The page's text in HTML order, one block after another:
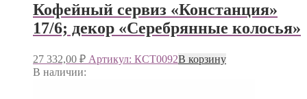
Кофейный сервиз «Констанция»
17/6; декор «Серебрянные колосья»
27 332,00 ₽ Артикул: КСТ0092В корзину
В наличии: